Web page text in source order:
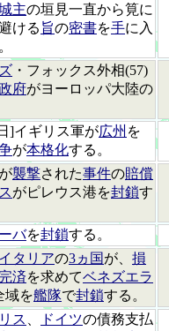
主の垣見一直から筧に
ける 旨の密書を手に入
・フォックス外相(57)
府がヨーロッパ大陸の
]イギリス軍が広州 を
が本格化する。
が襲撃された事件の賠償
がピレウス港を封鎖す
バを封鎖する。
イタリアの3ヵ国 が、 損
完済を求めてベネズエラ
域を艦隊で封鎖する。
ス ドイツの債務支払